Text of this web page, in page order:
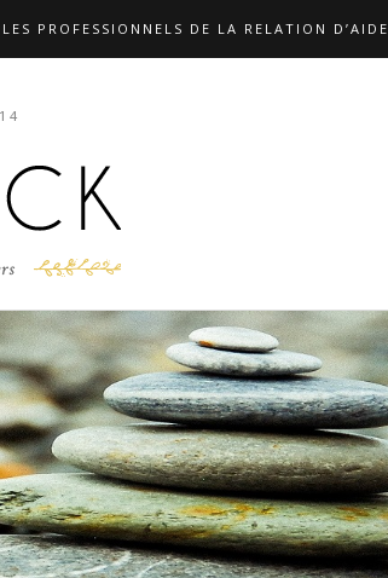
PROFESSIONNELS DE LA RELATION D’AIDE
LE DR CHRISTOPHE MARX